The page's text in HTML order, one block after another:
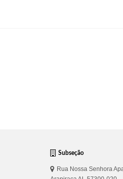
Subseção
Rua Nossa Senhora